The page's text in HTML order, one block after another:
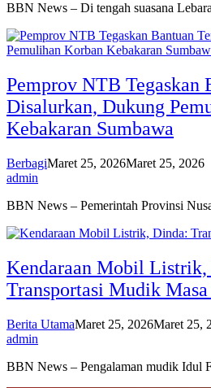
BBN News – Di tengah suasana
Pemprov NTB Tegaskan
Disalurkan, Dukung
Kebakaran Sumbawa
BerbagiMaret 25, 2026Maret 25, 2026
admin
BBN News – Pemerintah Provinsi
Kendaraan Mobil Listrik,
Transportasi Mudik
Berita UtamaMaret 25, 2026Maret 25,
admin
BBN News – Pengalaman mudik